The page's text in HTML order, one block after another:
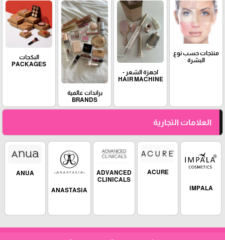
منتجات حسب نوع
البشرة
اجهزة الشعر -
HAIR MACHINE
براندات عالمية
BRANDS
البكجات
PACKAGES
العلامات التجارية
IMPALA
ACURE
ADVANCED
CLINICALS
ANASTASIA
ANUA